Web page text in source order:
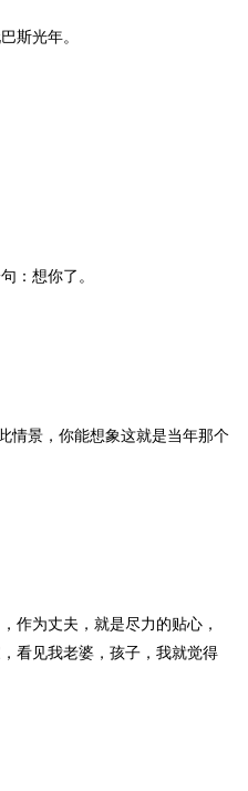
斯光年。
：想你了。
情景，你能想象这就是当年那个
作为丈夫，就是尽力的贴心，
看见我老婆，孩子，我就觉得